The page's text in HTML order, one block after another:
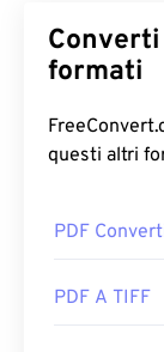
Converti i
formati
questi altri
PDF
PDF A TIFF